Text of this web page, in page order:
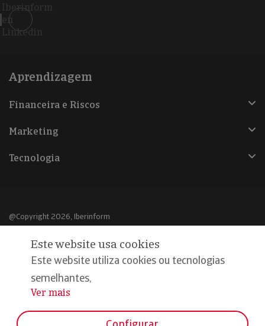
Iberinform
en
Linkedin
Aprendizagem
Financeira e Riscos
Marketing
Tecnologia
@Copyright 2026, Iberinform
Aviso legal
Política de cookies
Declaração de privacidade
Este website usa cookies
Este website utiliza cookies ou tecnologias
semelhantes,
...
Ver mais